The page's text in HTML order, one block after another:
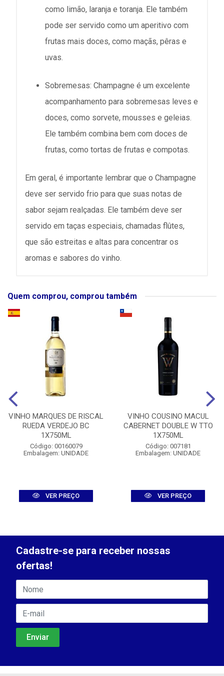
como limão, laranja e toranja. Ele também
pode ser servido como um aperitivo com
frutas mais doces, como maçãs, pêras e
uvas.
Sobremesas: Champagne é um excelente
acompanhamento para sobremesas leves e
doces, como sorvete, mousses e geleias.
Ele também combina bem com doces de
frutas, como tortas de frutas e compotas.
Em geral, é importante lembrar que o Champagne
deve ser servido frio para que suas notas de
sabor sejam realçadas. Ele também deve ser
servido em taças especiais, chamadas flûtes,
que são estreitas e altas para concentrar os
aromas e sabores do vinho.
Quem comprou, comprou também
VINHO MARQUES DE RISCAL
RUEDA VERDEJO BC
1X750ML
Código: 00160079
Embalagem: UNIDADE
VER PREÇO
VINHO COUSINO MACUL
CABERNET DOUBLE W TTO
1X750ML
Código: 007181
Embalagem: UNIDADE
VER PREÇO
Cadastre-se para receber nossas
ofertas!